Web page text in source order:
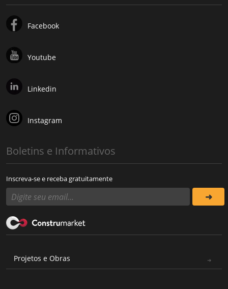
Facebook
Youtube
Linkedin
Instagram
Boletins e Informativos
Inscreva-se e receba gratuitamente
Projetos e Obras